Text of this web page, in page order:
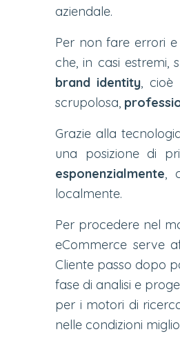
aziendale.
Per non fare errori e
che, in casi estremi,
brand identity, cioè
scrupolosa,
Grazie alla
una posizione di
esponenzialmente,
localmente.
Per procedere nel
eCommerce serve
Cliente passo dopo
fase di analisi e
per i motori di
nelle condizioni